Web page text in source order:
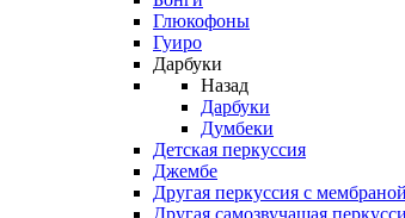
Глюкофоны
Гуиро
Дарбуки
Назад
Дарбуки
Думбеки
Детская перкуссия
Джембе
Другая перкуссия с мембраной
Другая самозвучащая